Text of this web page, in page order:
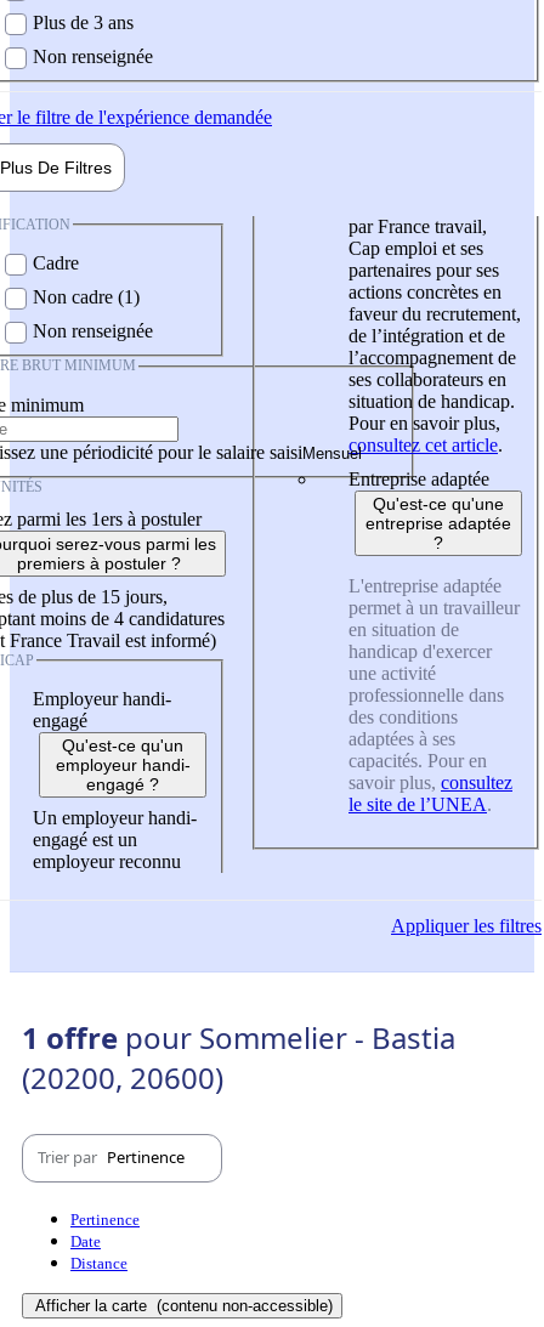
Plus de 3 ans
Non renseignée
le filtre de l'expérience demandée
Plus De Filtres
Cadre
Non cadre (1)
Non renseignée
BRUT MINIMUM
minimum
une périodicité pour le salaire saisi
parmi les 1ers à postuler
serez-vous parmi les
premiers à postuler ?
de plus de 15 jours,
moins de 4 candidatures
France Travail est informé)
Employeur handi-
engagé
Qu'est-ce qu'un
employeur handi-
engagé ?
Un employeur handi-
engagé est un
employeur reconnu
par France travail,
Cap emploi et ses
partenaires pour ses
actions concrètes en
faveur du recrutement,
de l’intégration et de
l’accompagnement de
ses collaborateurs en
situation de handicap.
Pour en savoir plus,
consultez cet article.
Entreprise adaptée
Qu'est-ce qu'une
entreprise adaptée
?
L'entreprise adaptée
permet à un travailleur
en situation de
handicap d'exercer
une activité
professionnelle dans
des conditions
adaptées à ses
capacités. Pour en
savoir plus, consultez
le site de l’UNEA.
Appliquerles filtres
1 offre pour Sommelier - Bastia
(20200, 20600)
Trier par Pertinence
Pertinence
Date
Distance
Afficher la carte (contenu non-accessible)